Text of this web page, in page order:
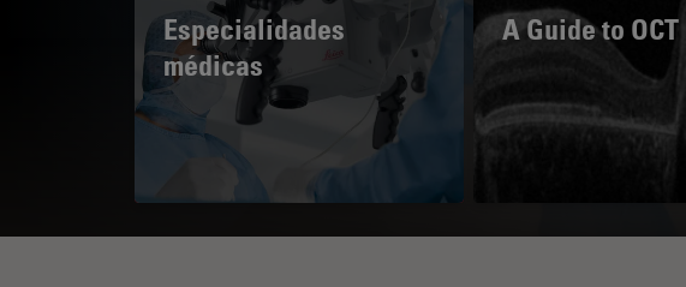
Especialidades
médicas
A Guide to OCT